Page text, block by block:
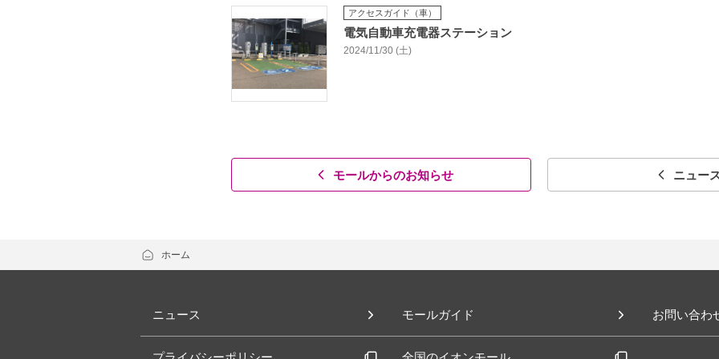
アクセスガイド（車）
電気自動車充電器ステーション
2024/11/30 (土)
モールからのお知らせ ニュー
ホーム
ニュース モールガイド お問い合わ